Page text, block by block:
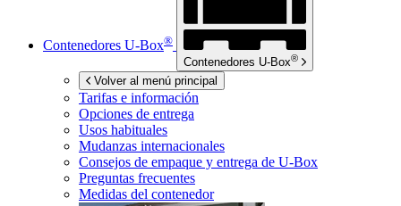
Contenedores U-Box®
Contenedores U-Box®
Volver al menú principal
Tarifas e información
Opciones de entrega
Usos habituales
Mudanzas internacionales
Consejos de empaque y entrega de U-Box
Preguntas frecuentes
Medidas del contenedor